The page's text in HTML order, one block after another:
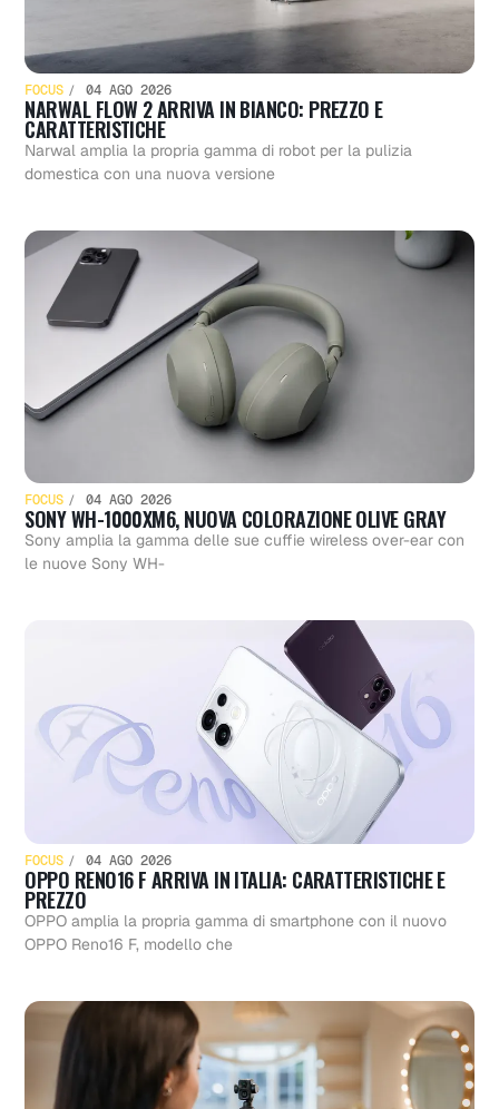
FOCUS 04 AGO 2026
NARWAL FLOW 2 ARRIVA IN BIANCO: PREZZO E
CARATTERISTICHE
Narwal amplia la propria gamma di robot per la pulizia
domestica con una nuova versione
FOCUS 04 AGO 2026
SONY WH-1000XM6, NUOVA COLORAZIONE OLIVE GRAY
Sony amplia la gamma delle sue cuffie wireless over-ear con
le nuove Sony WH-
FOCUS 04 AGO 2026
OPPO RENO16 F ARRIVA IN ITALIA: CARATTERISTICHE E
PREZZO
OPPO amplia la propria gamma di smartphone con il nuovo
OPPO Reno16 F, modello che